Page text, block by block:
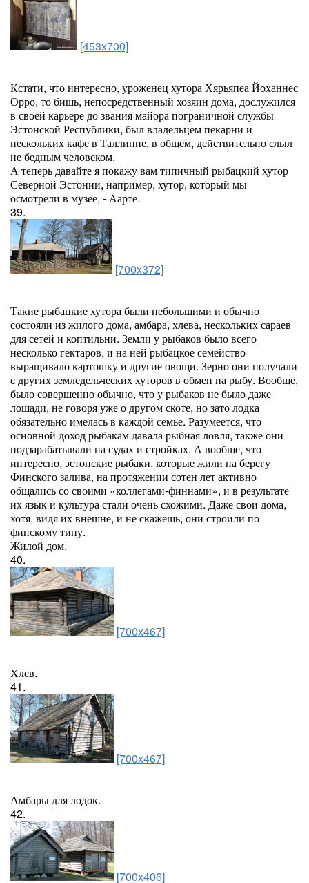
[453x700]
Кстати, что интересно, уроженец хутора Хярьяпеа Йоханнес
Орро, то бишь, непосредственный хозяин дома, дослужился
в своей карьере до звания майора пограничной службы
Эстонской Республики, был владельцем пекарни и
нескольких кафе в Таллинне, в общем, действительно слыл
не бедным человеком.
А теперь давайте я покажу вам типичный рыбацкий хутор
Северной Эстонии, например, хутор, который мы
осмотрели в музее, - Аарте.
39.
[700x372]
Такие рыбацкие хутора были небольшими и обычно
состояли из жилого дома, амбара, хлева, нескольких сараев
для сетей и коптильни. Земли у рыбаков было всего
несколько гектаров, и на ней рыбацкое семейство
выращивало картошку и другие овощи. Зерно они получали
с других земледельческих хуторов в обмен на рыбу. Вообще,
было совершенно обычно, что у рыбаков не было даже
лошади, не говоря уже о другом скоте, но зато лодка
обязательно имелась в каждой семье. Разумеется, что
основной доход рыбакам давала рыбная ловля, также они
подзарабатывали на судах и стройках. А вообще, что
интересно, эстонские рыбаки, которые жили на берегу
Финского залива, на протяжении сотен лет активно
общались со своими «коллегами-финнами», и в результате
их язык и культура стали очень схожими. Даже свои дома,
хотя, видя их внешне, и не скажешь, они строили по
финскому типу.
Жилой дом.
40.
[700x467]
Хлев.
41.
[700x467]
Амбары для лодок.
42.
[700x406]